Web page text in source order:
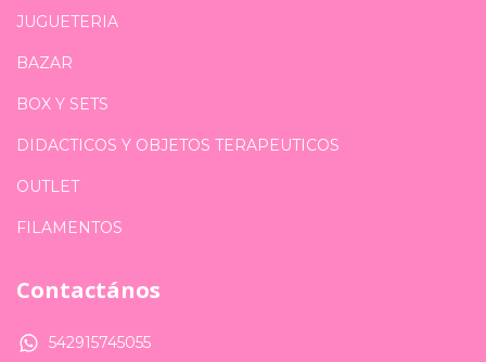
JUGUETERIA
BAZAR
BOX Y SETS
DIDACTICOS Y OBJETOS TERAPEUTICOS
OUTLET
FILAMENTOS
Contactános
542915745055